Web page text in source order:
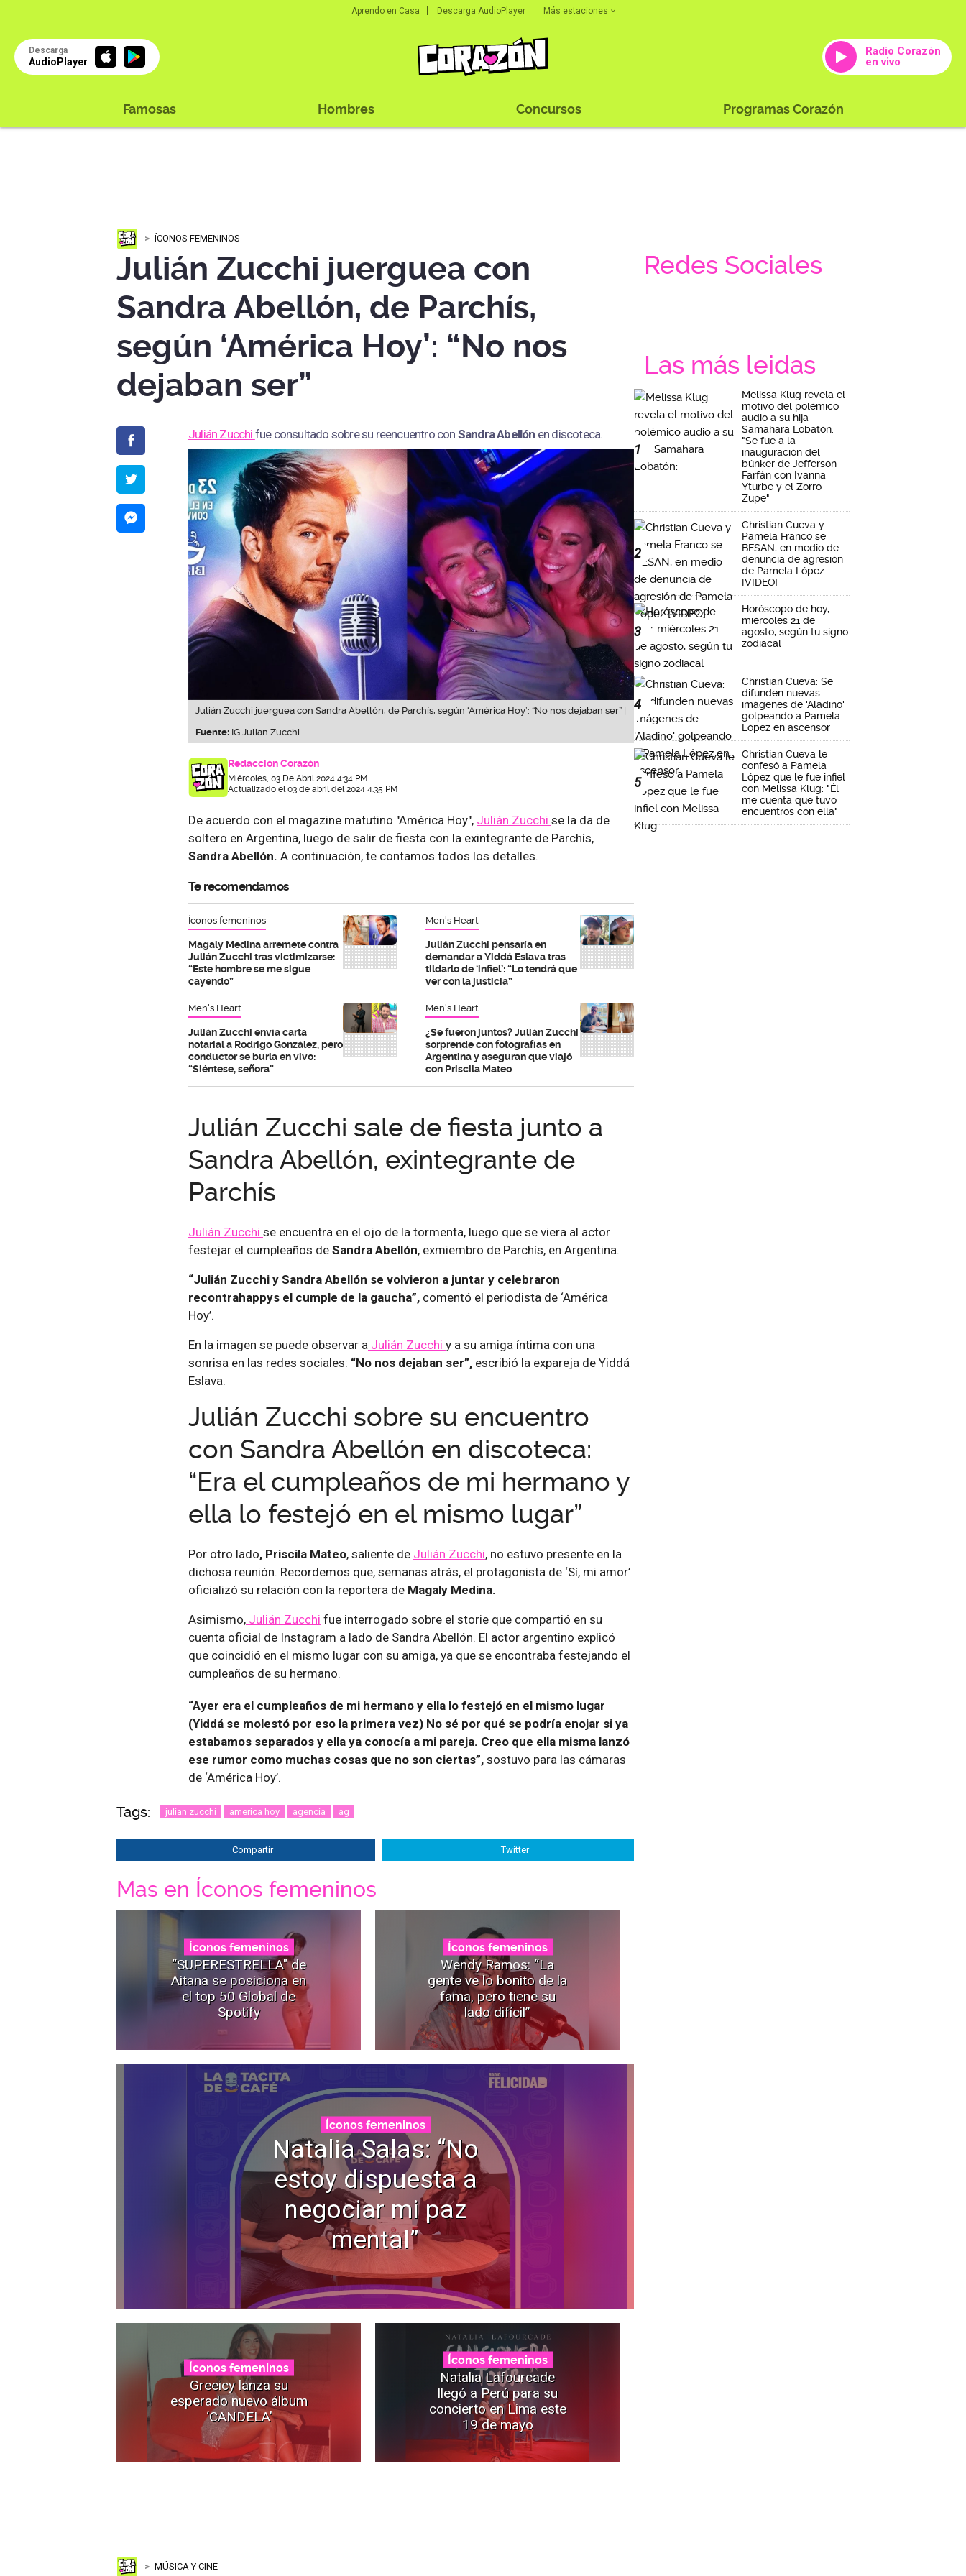
Aprendo en Casa Descarga AudioPlayer Más estaciones
Descarga
AudioPlayer
Radio Corazón
en vivo
Famosas Hombres Concursos Programas Corazón
ÍCONOS FEMENINOS
Julián Zucchi juerguea con
Sandra Abellón, de Parchís,
según ‘América Hoy’: “No nos
dejaban ser”
Julián Zucchi fue consultado sobre su reencuentro con Sandra Abellón en discoteca.
Julián Zucchi juerguea con Sandra Abellón, de Parchís, según ‘América Hoy’: “No nos dejaban ser” |
Fuente: IG Julian Zucchi
Redacción Corazón
Miércoles, 03 De Abril 2024 4:34 PM
Actualizado el 03 de abril del 2024 4:35 PM
De acuerdo con el magazine matutino "América Hoy", Julián Zucchi se la da de
soltero en Argentina, luego de salir de fiesta con la exintegrante de Parchís,
Sandra Abellón. A continuación, te contamos todos los detalles.
Te recomendamos
Íconos femeninos
Magaly Medina arremete contra
Julián Zucchi tras victimizarse:
“Este hombre se me sigue
cayendo”
Men's Heart
Julián Zucchi pensaría en
demandar a Yiddá Eslava tras
tildarlo de ‘infiel’: “Lo tendrá que
ver con la justicia”
Men's Heart
Julián Zucchi envía carta
notarial a Rodrigo González, pero
conductor se burla en vivo:
“Siéntese, señora”
Men's Heart
¿Se fueron juntos? Julián Zucchi
sorprende con fotografías en
Argentina y aseguran que viajó
con Priscila Mateo
Julián Zucchi sale de fiesta junto a
Sandra Abellón, exintegrante de
Parchís
Julián Zucchi se encuentra en el ojo de la tormenta, luego que se viera al actor
festejar el cumpleaños de Sandra Abellón, exmiembro de Parchís, en Argentina.
“Julián Zucchi y Sandra Abellón se volvieron a juntar y celebraron
recontrahappys el cumple de la gaucha”, comentó el periodista de ‘América
Hoy’.
En la imagen se puede observar a Julián Zucchi y a su amiga íntima con una
sonrisa en las redes sociales: “No nos dejaban ser”, escribió la expareja de Yiddá
Eslava.
Julián Zucchi sobre su encuentro
con Sandra Abellón en discoteca:
“Era el cumpleaños de mi hermano y
ella lo festejó en el mismo lugar”
Por otro lado, Priscila Mateo, saliente de Julián Zucchi, no estuvo presente en la
dichosa reunión. Recordemos que, semanas atrás, el protagonista de ‘Sí, mi amor’
oficializó su relación con la reportera de Magaly Medina.
Asimismo, Julián Zucchi fue interrogado sobre el storie que compartió en su
cuenta oficial de Instagram a lado de Sandra Abellón. El actor argentino explicó
que coincidió en el mismo lugar con su amiga, ya que se encontraba festejando el
cumpleaños de su hermano.
“Ayer era el cumpleaños de mi hermano y ella lo festejó en el mismo lugar
(Yiddá se molestó por eso la primera vez) No sé por qué se podría enojar si ya
estabamos separados y ella ya conocía a mi pareja. Creo que ella misma lanzó
ese rumor como muchas cosas que no son ciertas”, sostuvo para las cámaras
de ‘América Hoy’.
Tags: julian zucchi america hoy agencia ag
Compartir Twitter
Mas en Íconos femeninos
Íconos femeninos
“SUPERESTRELLA" de
Aitana se posiciona en
el top 50 Global de
Spotify
Íconos femeninos
Wendy Ramos: “La
gente ve lo bonito de la
fama, pero tiene su
lado difícil”
Íconos femeninos
Natalia Salas: “No
estoy dispuesta a
negociar mi paz
mental”
Íconos femeninos
Greeicy lanza su
esperado nuevo álbum
‘CANDELA’
Íconos femeninos
Natalia Lafourcade
llegó a Perú para su
concierto en Lima este
19 de mayo
Redes Sociales
Las más leidas
1
Melissa Klug revela el
motivo del polémico
audio a su hija
Samahara Lobatón:
"Se fue a la
inauguración del
búnker de Jefferson
Farfán con Ivanna
Yturbe y el Zorro
Zupe"
2
Christian Cueva y
Pamela Franco se
BESAN, en medio de
denuncia de agresión
de Pamela López
[VIDEO]
3
Horóscopo de hoy,
miércoles 21 de
agosto, según tu signo
zodiacal
4
Christian Cueva: Se
difunden nuevas
imágenes de 'Aladino'
golpeando a Pamela
López en ascensor
5
Christian Cueva le
confesó a Pamela
López que le fue infiel
con Melissa Klug: "Él
me cuenta que tuvo
encuentros con ella"
MÚSICA Y CINE